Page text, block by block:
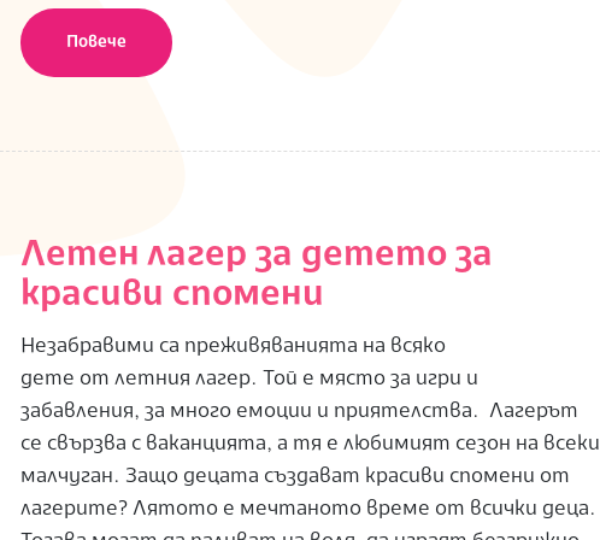
Повече
Летен лагер за детето за
красиви спомени
Незабравими са преживяванията на всяко
дете от летния лагер. Той е място за игри и
забавления, за много емоции и приятелства. Лагерът
се свързва с ваканцията, а тя е любимият сезон на всеки
малчуган. Защо децата създават красиви спомени от
лагерите? Лятото е мечтаното време от всички деца.